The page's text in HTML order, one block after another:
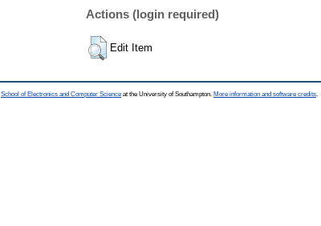
Actions (login required)
Edit Item
School of Electronics and Computer Science at the University of Southampton. More information and software credits